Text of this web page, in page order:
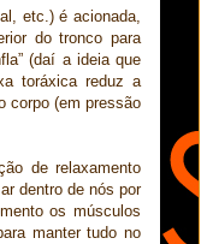
etc.) é acionada,
do tronco para
(daí a ideia que
toráxica reduz a
corpo (em pressão
de relaxamento
dentro de nós por
os músculos
manter tudo no